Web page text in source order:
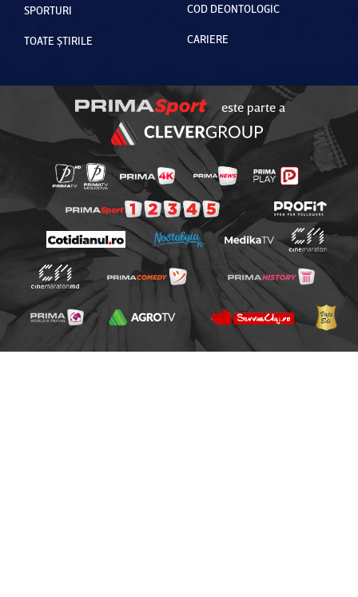
SPORTURI
TOATE ȘTIRILE
COD DEONTOLOGIC
CARIERE
este parte a